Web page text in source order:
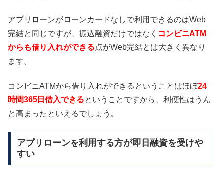
アプリローンがローンカードなしで利用できるのはWeb
完結と同じですが、振込融資だけではなく コンビニATM
からも借り入れができる点がWeb完結とは大きく異なり
ます。
コンビニATMから借り入れができるということはほぼ24
時間365日借入できるということですから、利便性はうん
と高まったといえるでしょう。
アプリローンを利用する方が即日融資を受けや
すい